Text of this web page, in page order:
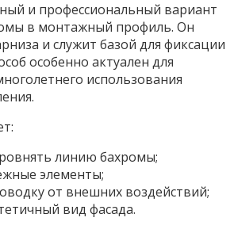
и профессиональный вариант
в монтажный профиль. Он
и служит базой для фиксации
особенно актуален для
использования
линию бахромы;
элементы;
от внешних воздействий;
вид фасада.